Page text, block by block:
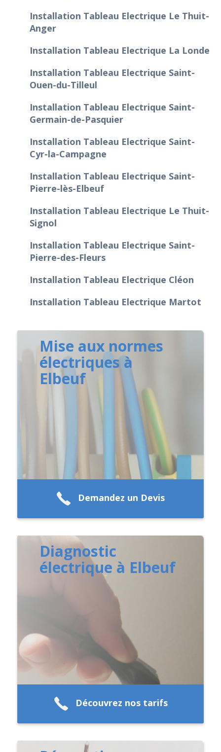
Installation Tableau Electrique Le Thuit-
Anger
Installation Tableau Electrique La Londe
Installation Tableau Electrique Saint-
Ouen-du-Tilleul
Installation Tableau Electrique Saint-
Germain-de-Pasquier
Installation Tableau Electrique Saint-
Cyr-la-Campagne
Installation Tableau Electrique Saint-
Pierre-lès-Elbeuf
Installation Tableau Electrique Le Thuit-
Signol
Installation Tableau Electrique Saint-
Pierre-des-Fleurs
Installation Tableau Electrique Cléon
Installation Tableau Electrique Martot
Mise aux normes
électriques à
Elbeuf
Demandez un Devis
Diagnostic
électrique à Elbeuf
Découvrez nos tarifs